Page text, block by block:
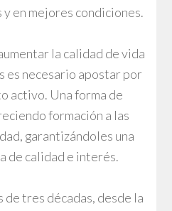
en mejores condiciones.
la calidad de vida
es necesario apostar por
activo. Una forma de
formación a las
garantizándoles una
de calidad e interés.
de tres décadas, desde la